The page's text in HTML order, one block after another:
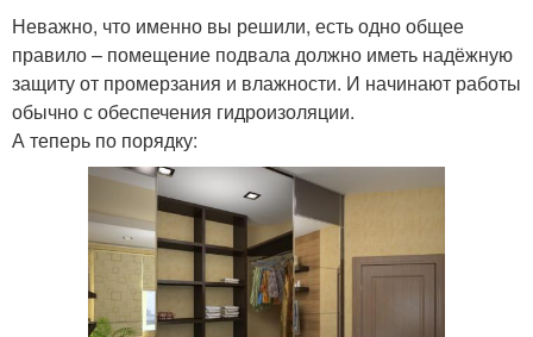
Неважно, что именно вы решили, есть одно общее
правило – помещение подвала должно иметь надёжную
защиту от промерзания и влажности. И начинают работы
обычно с обеспечения гидроизоляции.
А теперь по порядку: